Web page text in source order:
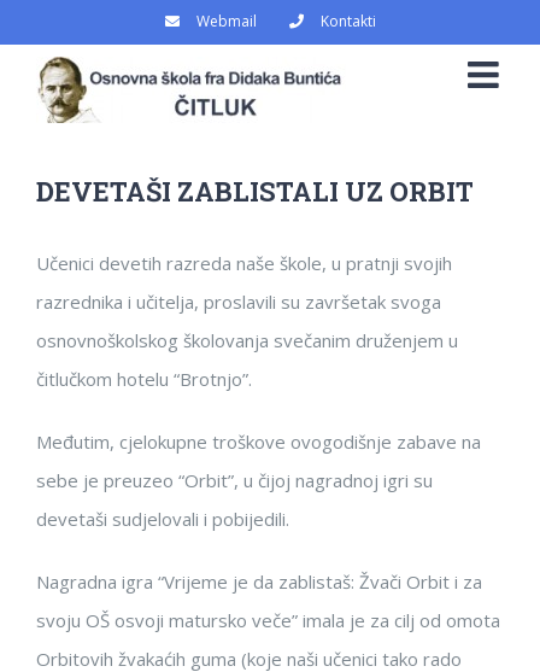
content
Webmail Kontakti
Larger
DEVETAŠI ZABLISTALI UZ ORBIT
Učenici devetih razreda naše škole, u pratnji svojih
razrednika i učitelja, proslavili su završetak svoga
osnovnoškolskog školovanja svečanim druženjem u
čitlučkom hotelu “Brotnjo”.
Međutim, cjelokupne troškove ovogodišnje zabave na
sebe je preuzeo “Orbit”, u čijoj nagradnoj igri su
devetaši sudjelovali i pobijedili.
Nagradna igra “Vrijeme je da zablistaš: Žvači Orbit i za
svoju OŠ osvoji matursko veče” imala je za cilj od omota
Orbitovih žvakaćih guma (koje naši učenici tako rado